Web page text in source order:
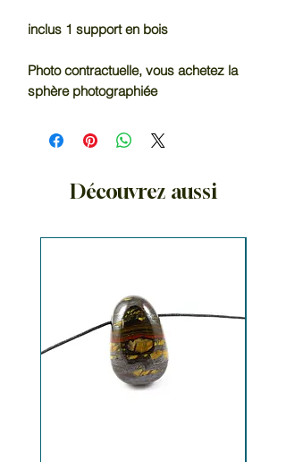
inclus 1 support en bois
Photo contractuelle, vous achetez la
sphère photographiée
Découvrez aussi